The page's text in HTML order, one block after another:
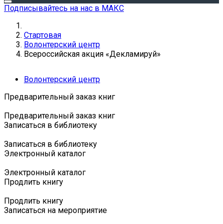
Подписывайтесь на нас в МАКС
Стартовая
Волонтерский центр
Всероссийская акция «Декламируй»
Волонтерский центр
Предварительный заказ книг
Предварительный заказ книг
Записаться в библиотеку
Записаться в библиотеку
Электронный каталог
Электронный каталог
Продлить книгу
Продлить книгу
Записаться на мероприятие